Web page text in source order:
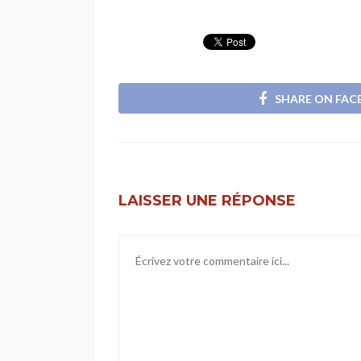
SHARE ON
LAISSER UNE RÉPONSE